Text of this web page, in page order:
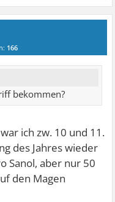
166
bekommen?
ich zw. 10 und 11.
des Jahres wieder
Sanol, aber nur 50
den Magen